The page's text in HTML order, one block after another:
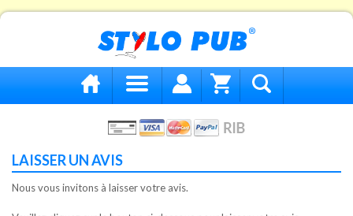
LAISSER UN AVIS
Nous vous invitons à laisser votre avis.